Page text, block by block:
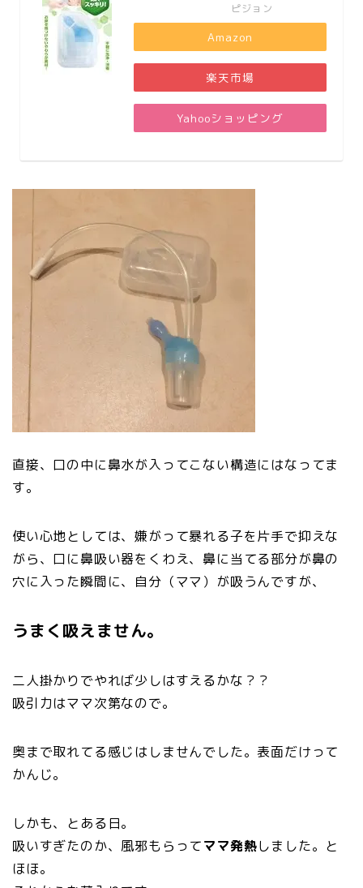
ピジョン
Amazon
楽天市場
Yahooショッピング
直接、口の中に鼻水が入ってこない構造にはなってま
す。
使い心地としては、嫌がって暴れる子を片手で抑えな
がら、口に鼻吸い器をくわえ、鼻に当てる部分が鼻の
穴に入った瞬間に、自分（ママ）が吸うんですが、
うまく吸えません。
二人掛かりでやれば少しはすえるかな？？
吸引力はママ次第なので。
奥まで取れてる感じはしませんでした。表面だけって
かんじ。
しかも、とある日。
吸いすぎたのか、風邪もらってママ発熱しました。と
ほほ。